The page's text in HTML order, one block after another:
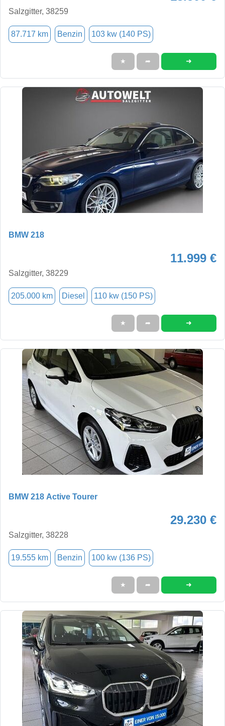
Salzgitter, 38259
87.717 km Benzin 103 kw (140 PS)
★ ➦ ➜
BMW 218
11.999 €
Salzgitter, 38229
205.000 km Diesel 110 kw (150 PS)
★ ➦ ➜
BMW 218 Active Tourer
29.230 €
Salzgitter, 38228
19.555 km Benzin 100 kw (136 PS)
★ ➦ ➜